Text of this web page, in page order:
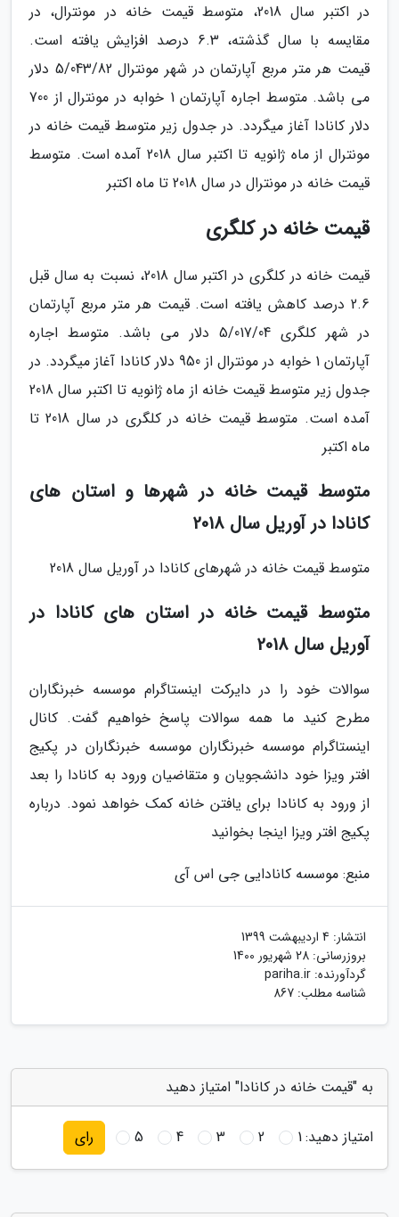
در اکتبر سال 2018، متوسط قیمت خانه در مونترال، در
مقایسه با سال گذشته، 6.3 درصد افزایش یافته است.
قیمت هر متر مربع آپارتمان در شهر مونترال 5/043/82 دلار
می باشد. متوسط اجاره آپارتمان 1 خوابه در مونترال از 700
دلار کانادا آغاز میگردد. در جدول زیر متوسط قیمت خانه در
مونترال از ماه ژانویه تا اکتبر سال 2018 آمده است. متوسط
قیمت خانه در مونترال در سال 2018 تا ماه اکتبر
قیمت خانه در کلگری
قیمت خانه در کلگری در اکتبر سال 2018، نسبت به سال قبل
2.6 درصد کاهش یافته است. قیمت هر متر مربع آپارتمان
در شهر کلگری 5/017/04 دلار می باشد. متوسط اجاره
آپارتمان 1 خوابه در مونترال از 950 دلار کانادا آغاز میگردد. در
جدول زیر متوسط قیمت خانه از ماه ژانویه تا اکتبر سال 2018
آمده است. متوسط قیمت خانه در کلگری در سال 2018 تا
ماه اکتبر
متوسط قیمت خانه در شهرها و استان های
کانادا در آوریل سال 2018
متوسط قیمت خانه در شهرهای کانادا در آوریل سال 2018
متوسط قیمت خانه در استان های کانادا در
آوریل سال 2018
سوالات خود را در دایرکت اینستاگرام موسسه خبرنگاران
مطرح کنید ما همه سوالات پاسخ خواهیم گفت. کانال
اینستاگرام موسسه خبرنگاران موسسه خبرنگاران در پکیج
افتر ویزا خود دانشجویان و متقاضیان ورود به کانادا را بعد
از ورود به کانادا برای یافتن خانه کمک خواهد نمود. درباره
پکیج افتر ویزا اینجا بخوانید
منبع: موسسه کانادایی جی اس آی
انتشار: 4 اردیبهشت 1399
بروزرسانی: 28 شهریور 1400
گردآورنده: pariha.ir
شناسه مطلب: 867
به "قیمت خانه در کانادا" امتیاز دهید
امتیاز دهید:1
2
3
4
5 رای